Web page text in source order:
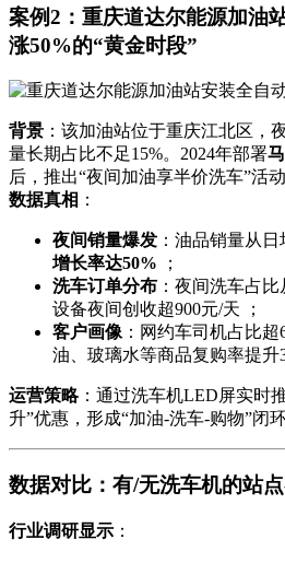
案例2：重庆道达尔能源加
涨50%的“黄金时段”
背景 ：该加油站位于重庆江北区，
量长期占比不足15%。2024年部署
后，推出“夜间加油享半价洗车”活动
数据真相 ：
夜间销量爆发 ：油品销量从日
增长率达50% ；
洗车订单分布 ：夜间洗车占
设备夜间创收超900元/天 ；
客户画像：网约车司机占比超
油、玻璃水等商品复购率提升
运营策略：通过洗车机LED屏实时
升”优惠，形成“加油-洗车-购物”闭环
数据对比：有/无洗车机的站
行业调研显示 ：